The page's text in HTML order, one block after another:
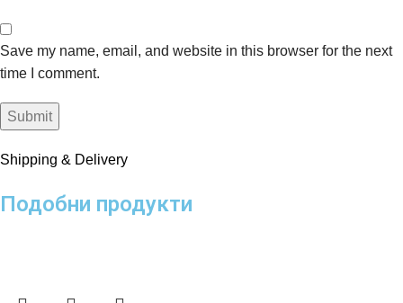
Save my name, email, and website in this browser for the next
time I comment.
Shipping & Delivery
Подобни продукти